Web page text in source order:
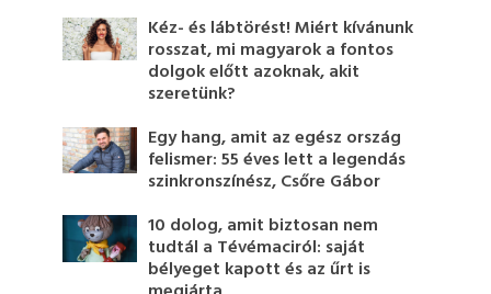
Kéz- és lábtörést! Miért kívánunk
rosszat, mi magyarok a fontos
dolgok előtt azoknak, akit
szeretünk?
Egy hang, amit az egész ország
felismer: 55 éves lett a legendás
szinkronszínész, Csőre Gábor
10 dolog, amit biztosan nem
tudtál a Tévémaciról: saját
bélyeget kapott és az űrt is